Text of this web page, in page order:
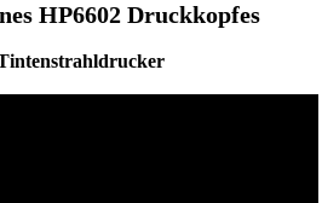
HP6602 Druckkopfes